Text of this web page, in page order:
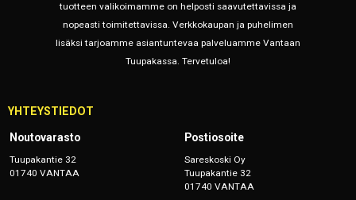
tuotteen valikoimamme on helposti saavutettavissa ja
nopeasti toimitettavissa. Verkkokaupan ja puhelimen
lisäksi tarjoamme asiantuntevaa palveluamme Vantaan
Tuupakassa. Tervetuloa!
YHTEYSTIEDOT
Noutovarasto
Tuupakantie 32
01740 VANTAA
Postiosoite
Sareskoski Oy
Tuupakantie 32
01740 VANTAA